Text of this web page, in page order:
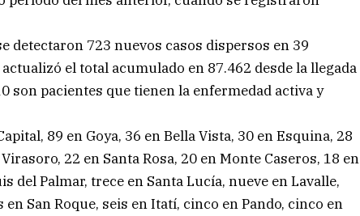
723 nuevos casos dispersos en 39
el total acumulado en 87.462 desde la llegada
son pacientes que tienen la enfermedad activa y
89 en Goya, 36 en Bella Vista, 30 en Esquina, 28
22 en Santa Rosa, 20 en Monte Caseros, 18 en
del Palmar, trece en Santa Lucía, nueve en Lavalle,
San Roque, seis en Itatí, cinco en Pando, cinco en